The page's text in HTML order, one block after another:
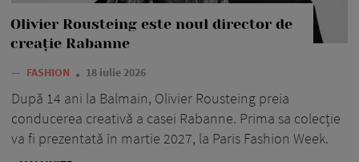
Olivier Rousteing este noul director de
creație Rabanne
— FASHION 18 iulie 2026
După 14 ani la Balmain, Olivier Rousteing preia
conducerea creativă a casei Rabanne. Prima sa colecție
va fi prezentată în martie 2027, la Paris Fashion Week.